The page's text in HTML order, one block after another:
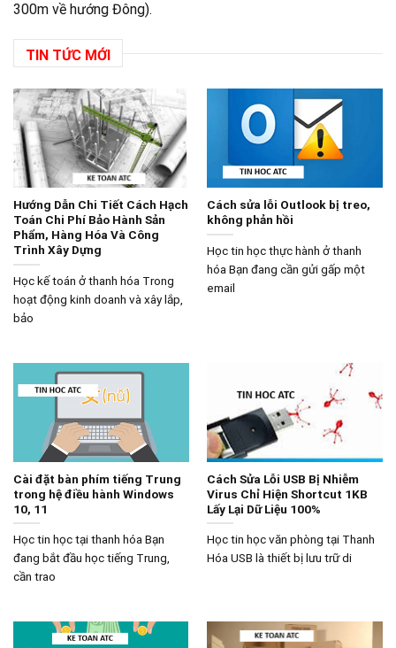
300m về hướng Đông).
TIN TỨC MỚI
Hướng Dẫn Chi Tiết Cách Hạch
Toán Chi Phí Bảo Hành Sản
Phẩm, Hàng Hóa Và Công
Trình Xây Dựng
Học kế toán ở thanh hóa Trong
hoạt động kinh doanh và xây lắp,
bảo
Cách sửa lỗi Outlook bị treo,
không phản hồi
Học tin học thực hành ở thanh
hóa Bạn đang cần gửi gấp một
email
Cài đặt bàn phím tiếng Trung
trong hệ điều hành Windows
10, 11
Học tin học tại thanh hóa Bạn
đang bắt đầu học tiếng Trung,
cần trao
Cách Sửa Lỗi USB Bị Nhiễm
Virus Chỉ Hiện Shortcut 1KB
Lấy Lại Dữ Liệu 100%
Học tin học văn phòng tại Thanh
Hóa USB là thiết bị lưu trữ di